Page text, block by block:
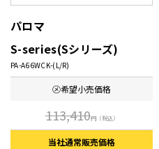
パロマ
S-series(Sシリーズ)
PA-A66WCK-(L/R)
㋱希望小売価格
113,410円（税込）
当社通常販売価格